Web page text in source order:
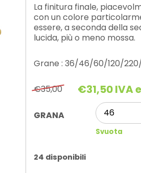
La finitura finale,
con un colore
essere, a seconda della
lucida, più o meno mossa.
Grane : 36/46/60/120/
€35,00
Il
originale
€31,50
Il
attuale
IVA
GRANA
Svuota
24 disponibili